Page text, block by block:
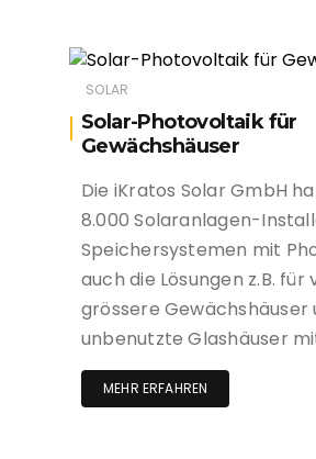
SOLAR
Solar-Photovoltaik für
Gewächshäuser
Die iKratos Solar GmbH
8.000 Solaranlagen-
Speichersystemen mit
auch die Lösungen z.B. für
grössere Gewächshäuser
unbenutzte Glashäuser
MEHR ERFAHREN